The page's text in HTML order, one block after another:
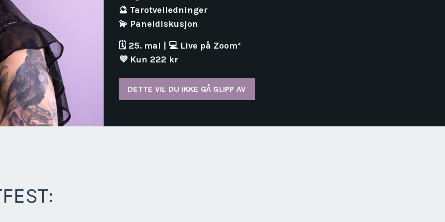
🔮 Tarotveiledninger
💫 Paneldiskusjon
🗓 25. mai | 💻 Live på Zoom*
💜 Kun 222 kr
DETTE VIL DU IKKE GÅ GLIPP AV